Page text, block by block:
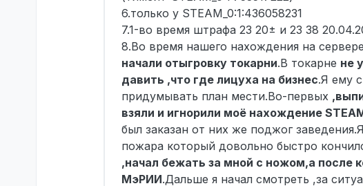
6.только у STEAM_0:1:436058231
7.1-во время штрафа 23 20± и 23 38
8.Во время нашего нахождения на
начали отыгровку токарни.В токарне не
давить ,что где лицуха на бизнес.Я ему
придумывать план мести.Во-первых
взяли и игнорили моё нахождение
был заказан от них же поджог
пожара который довольно быстро
,начал бежать за мной с ножом,а
МэРИИ.Дальше я начал смотреть ,за